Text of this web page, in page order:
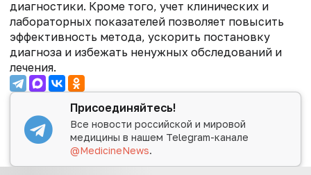
диагностики. Кроме того, учет клинических и
лабораторных показателей позволяет повысить
эффективность метода, ускорить постановку
диагноза и избежать ненужных обследований и
лечения.
Присоединяйтесь!
Все новости российской и мировой
медицины в нашем Telegram-канале
@MedicineNews.